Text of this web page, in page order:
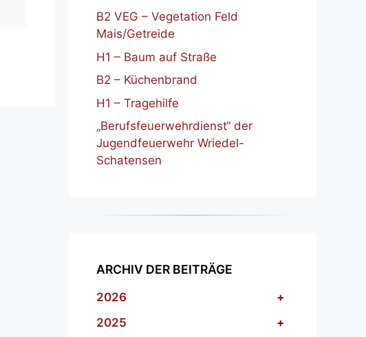
B2 VEG – Vegetation Feld
Mais/Getreide
H1 – Baum auf Straße
B2 – Küchenbrand
H1 – Tragehilfe
„Berufsfeuerwehrdienst“ der
Jugendfeuerwehr Wriedel-
Schatensen
ARCHIV DER BEITRÄGE
2026
+
2025
+